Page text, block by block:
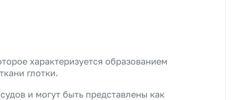
характеризуется образованием
глотки.
и могут быть представлены как